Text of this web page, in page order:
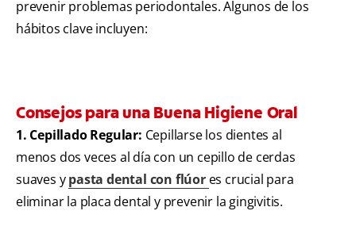
prevenir problemas periodontales. Algunos de los
hábitos clave incluyen:
Consejos para una Buena Higiene Oral
1. Cepillado Regular: Cepillarse los dientes al
menos dos veces al día con un cepillo de cerdas
suaves ypasta dental con flúor es crucial para
eliminar la placa dental y prevenir la gingivitis.